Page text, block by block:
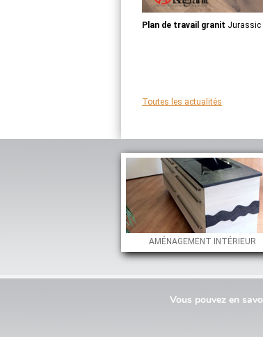
Plan de travail granit Jurassic
Toutes les actualités
AMÉNAGEMENT INTÉRIEUR
Vous pouvez en